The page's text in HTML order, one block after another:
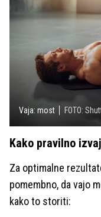
Vaja: most FOTO:
Kako pravilno
Za optimalne
pomembno, da vajo
kako to storiti: